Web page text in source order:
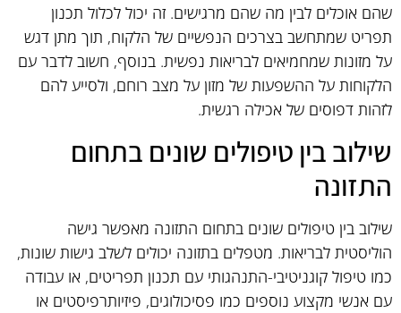
שהם אוכלים לבין מה שהם מרגישים. זה יכול לכלול תכנון
תפריט שמתחשב בצרכים הנפשיים של הלקוח, תוך מתן דגש
על מזונות שמחמיאים לבריאות נפשית. בנוסף, חשוב לדבר עם
הלקוחות על ההשפעות של מזון על מצב רוחם, ולסייע להם
לזהות דפוסים של אכילה רגשית.
שילוב בין טיפולים שונים בתחום
התזונה
שילוב בין טיפולים שונים בתחום התזונה מאפשר גישה
הוליסטית לבריאות. מטפלים בתזונה יכולים לשלב גישות שונות,
כמו טיפול קוגניטיבי-התנהגותי עם תכנון תפריטים, או עבודה
עם אנשי מקצוע נוספים כמו פסיכולוגים, פיזיותרפיסטים או